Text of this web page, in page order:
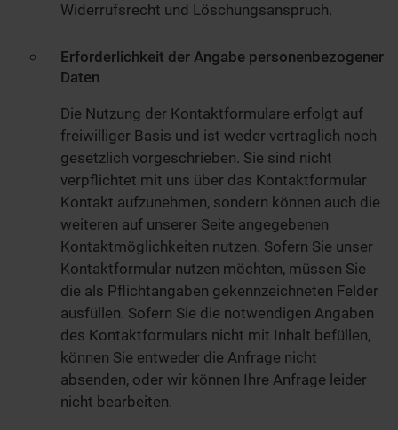
Widerrufsrecht und Löschungsanspruch.
Erforderlichkeit der Angabe personenbezogener
Daten
Die Nutzung der Kontaktformulare erfolgt auf
freiwilliger Basis und ist weder vertraglich noch
gesetzlich vorgeschrieben. Sie sind nicht
verpflichtet mit uns über das Kontaktformular
Kontakt aufzunehmen, sondern können auch die
weiteren auf unserer Seite angegebenen
Kontaktmöglichkeiten nutzen. Sofern Sie unser
Kontaktformular nutzen möchten, müssen Sie
die als Pflichtangaben gekennzeichneten Felder
ausfüllen. Sofern Sie die notwendigen Angaben
des Kontaktformulars nicht mit Inhalt befüllen,
können Sie entweder die Anfrage nicht
absenden, oder wir können Ihre Anfrage leider
nicht bearbeiten.